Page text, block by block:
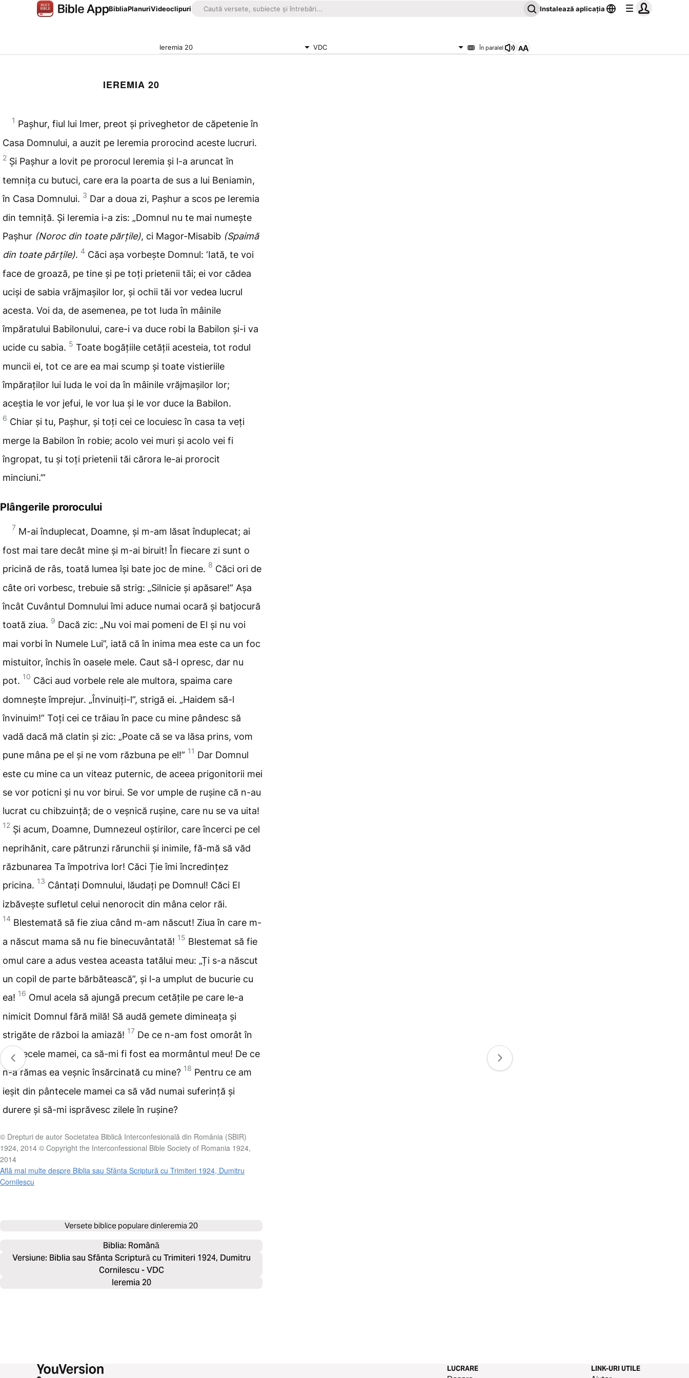
BibliaPlanuriVideoclipuri Instalează aplicația
Ieremia 20 VDC În paralel
IEREMIA 20
1 Pașhur, fiul lui Imer, preot și priveghetor de căpetenie în
Casa Domnului, a auzit pe Ieremia prorocind aceste lucruri.
2 Și Pașhur a lovit pe prorocul Ieremia și l-a aruncat în
temnița cu butuci, care era la poarta de sus a lui Beniamin,
în Casa Domnului. 3 Dar a doua zi, Pașhur a scos pe Ieremia
din temniță. Și Ieremia i-a zis: „Domnul nu te mai numește
Pașhur (Noroc din toate părțile), ci Magor-Misabib (Spaimă
din toate părțile). 4 Căci așa vorbește Domnul: ‘Iată, te voi
face de groază, pe tine și pe toți prietenii tăi; ei vor cădea
uciși de sabia vrăjmașilor lor, și ochii tăi vor vedea lucrul
acesta. Voi da, de asemenea, pe tot Iuda în mâinile
împăratului Babilonului, care-i va duce robi la Babilon și-i va
ucide cu sabia. 5 Toate bogățiile cetății acesteia, tot rodul
muncii ei, tot ce are ea mai scump și toate vistieriile
împăraților lui Iuda le voi da în mâinile vrăjmașilor lor;
aceștia le vor jefui, le vor lua și le vor duce la Babilon.
6 Chiar și tu, Pașhur, și toți cei ce locuiesc în casa ta veți
merge la Babilon în robie; acolo vei muri și acolo vei fi
îngropat, tu și toți prietenii tăi cărora le-ai prorocit
minciuni.’”
Plângerile prorocului
7 M-ai înduplecat, Doamne, și m-am lăsat înduplecat; ai
fost mai tare decât mine și m-ai biruit! În fiecare zi sunt o
pricină de râs, toată lumea își bate joc de mine. 8 Căci ori de
câte ori vorbesc, trebuie să strig: „Silnicie și apăsare!” Așa
încât Cuvântul Domnului îmi aduce numai ocară și batjocură
toată ziua. 9 Dacă zic: „Nu voi mai pomeni de El și nu voi
mai vorbi în Numele Lui”, iată că în inima mea este ca un foc
mistuitor, închis în oasele mele. Caut să-l opresc, dar nu
pot. 10 Căci aud vorbele rele ale multora, spaima care
domnește împrejur. „Învinuiți-l”, strigă ei. „Haidem să-l
învinuim!” Toți cei ce trăiau în pace cu mine pândesc să
vadă dacă mă clatin și zic: „Poate că se va lăsa prins, vom
pune mâna pe el și ne vom răzbuna pe el!” 11 Dar Domnul
este cu mine ca un viteaz puternic, de aceea prigonitorii mei
se vor poticni și nu vor birui. Se vor umple de rușine că n-au
lucrat cu chibzuință; de o veșnică rușine, care nu se va uita!
12 Și acum, Doamne, Dumnezeul oștirilor, care încerci pe cel
neprihănit, care pătrunzi rărunchii și inimile, fă-mă să văd
răzbunarea Ta împotriva lor! Căci Ție îmi încredințez
pricina. 13 Cântați Domnului, lăudați pe Domnul! Căci El
izbăvește sufletul celui nenorocit din mâna celor răi.
14 Blestemată să fie ziua când m-am născut! Ziua în care m-
a născut mama să nu fie binecuvântată! 15 Blestemat să fie
omul care a adus vestea aceasta tatălui meu: „Ți s-a născut
un copil de parte bărbătească”, și l-a umplut de bucurie cu
ea! 16 Omul acela să ajungă precum cetățile pe care le-a
nimicit Domnul fără milă! Să audă gemete dimineața și
strigăte de război la amiază! 17 De ce n-am fost omorât în
pântecele mamei, ca să-mi fi fost ea mormântul meu! De ce
n-a rămas ea veșnic însărcinată cu mine? 18 Pentru ce am
ieșit din pântecele mamei ca să văd numai suferință și
durere și să-mi isprăvesc zilele în rușine?
© Drepturi de autor Societatea Biblică Interconfesională din România (SBIR)
1924, 2014 © Copyright the Interconfessional Bible Society of Romania 1924,
2014
Află mai multe despre Biblia sau Sfânta Scriptură cu Trimiteri 1924, Dumitru
Cornilescu
Versete biblice populare dinIeremia 20
Biblia: Română
Versiune: Biblia sau Sfânta Scriptură cu Trimiteri 1924, Dumitru
Cornilescu - VDC
Ieremia 20
LUCRARE LINK-URI UTILE